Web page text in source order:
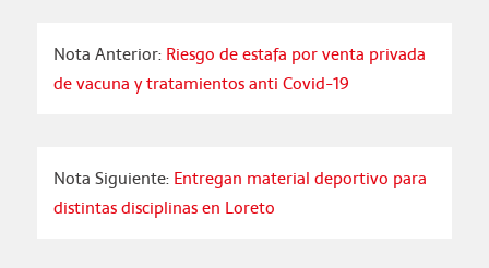
Nota Anterior:Riesgo de estafa por venta privada
de vacuna y tratamientos anti Covid-19
Nota Siguiente: Entregan material deportivo para
distintas disciplinas en Loreto